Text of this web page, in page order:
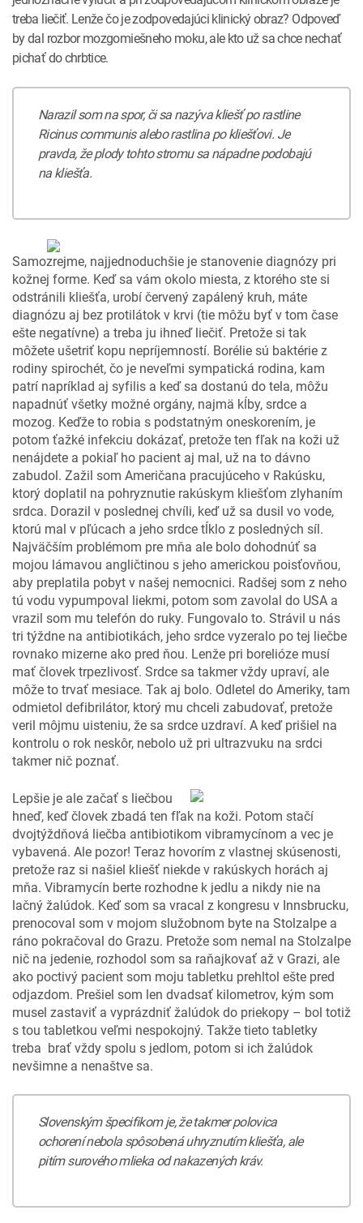
treba liečiť. Lenže čo je zodpovedajúci klinický obraz? Odpoveď
by dal rozbor mozgomiešneho moku, ale kto už sa chce nechať
pichať do chrbtice.
Narazil som na spor, či sa nazýva kliešť po rastline
Ricinus communis alebo rastlina po kliešťovi. Je
pravda, že plody tohto stromu sa nápadne podobajú
na kliešťa.
Samozrejme, najjednoduchšie je stanovenie diagnózy pri
kožnej forme. Keď sa vám okolo miesta, z ktorého ste si
odstránili kliešťa, urobí červený zapálený kruh, máte
diagnózu aj bez protilátok v krvi (tie môžu byť v tom čase
ešte negatívne) a treba ju ihneď liečiť. Pretože si tak
môžete ušetriť kopu nepríjemností. Borélie sú baktérie z
rodiny spirochét, čo je neveľmi sympatická rodina, kam
patrí napríklad aj syfilis a keď sa dostanú do tela, môžu
napadnúť všetky možné orgány, najmä kĺby, srdce a
mozog. Keďže to robia s podstatným oneskorením, je
potom ťažké infekciu dokázať, pretože ten fľak na koži už
nenájdete a pokiaľ ho pacient aj mal, už na to dávno
zabudol. Zažil som Američana pracujúceho v Rakúsku,
ktorý doplatil na pohryznutie rakúskym kliešťom zlyhaním
srdca. Dorazil v poslednej chvíli, keď už sa dusil vo vode,
ktorú mal v pľúcach a jeho srdce tĺklo z posledných síl.
Najväčším problémom pre mňa ale bolo dohodnúť sa
mojou lámavou angličtinou s jeho americkou poisťovňou,
aby preplatila pobyt v našej nemocnici. Radšej som z neho
tú vodu vypumpoval liekmi, potom som zavolal do USA a
vrazil som mu telefón do ruky. Fungovalo to. Strávil u nás
tri týždne na antibiotikách, jeho srdce vyzeralo po tej liečbe
rovnako mizerne ako pred ňou. Lenže pri borelióze musí
mať človek trpezlivosť. Srdce sa takmer vždy upraví, ale
môže to trvať mesiace. Tak aj bolo. Odletel do Ameriky, tam
odmietol defibrilátor, ktorý mu chceli zabudovať, pretože
veril môjmu uisteniu, že sa srdce uzdraví. A keď prišiel na
kontrolu o rok neskôr, nebolo už pri ultrazvuku na srdci
takmer nič poznať.
Lepšie je ale začať s liečbou
hneď, keď človek zbadá ten fľak na koži. Potom stačí
dvojtýždňová liečba antibiotikom vibramycínom a vec je
vybavená. Ale pozor! Teraz hovorím z vlastnej skúsenosti,
pretože raz si našiel kliešť niekde v rakúskych horách aj
mňa. Vibramycín berte rozhodne k jedlu a nikdy nie na
lačný žalúdok. Keď som sa vracal z kongresu v Innsbrucku,
prenocoval som v mojom služobnom byte na Stolzalpe a
ráno pokračoval do Grazu. Pretože som nemal na Stolzalpe
nič na jedenie, rozhodol som sa raňajkovať až v Grazi, ale
ako poctivý pacient som moju tabletku prehltol ešte pred
odjazdom. Prešiel som len dvadsať kilometrov, kým som
musel zastaviť a vyprázdniť žalúdok do priekopy – bol totiž
s tou tabletkou veľmi nespokojný. Takže tieto tabletky
treba brať vždy spolu s jedlom, potom si ich žalúdok
nevšimne a nenaštve sa.
Slovenským špecifikom je, že takmer polovica
ochorení nebola spôsobená uhryznutím kliešťa, ale
pitím surového mlieka od nakazených kráv.